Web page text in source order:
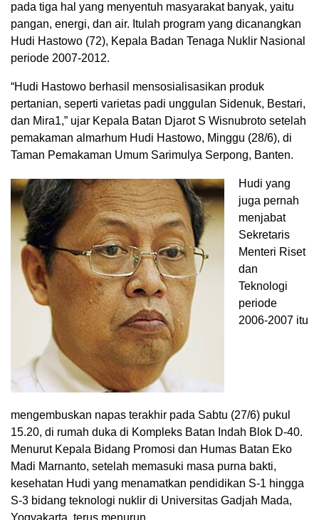
pada tiga hal yang menyentuh masyarakat banyak, yaitu
pangan, energi, dan air. Itulah program yang dicanangkan
Hudi Hastowo (72), Kepala Badan Tenaga Nuklir Nasional
periode 2007-2012.
“Hudi Hastowo berhasil mensosialisasikan produk
pertanian, seperti varietas padi unggulan Sidenuk, Bestari,
dan Mira1,” ujar Kepala Batan Djarot S Wisnubroto setelah
pemakaman almarhum Hudi Hastowo, Minggu (28/6), di
Taman Pemakaman Umum Sarimulya Serpong, Banten.
Hudi yang
juga pernah
menjabat
Sekretaris
Menteri Riset
dan
Teknologi
periode
2006-2007 itu
mengembuskan napas terakhir pada Sabtu (27/6) pukul
15.20, di rumah duka di Kompleks Batan Indah Blok D-40.
Menurut Kepala Bidang Promosi dan Humas Batan Eko
Madi Marnanto, setelah memasuki masa purna bakti,
kesehatan Hudi yang menamatkan pendidikan S-1 hingga
S-3 bidang teknologi nuklir di Universitas Gadjah Mada,